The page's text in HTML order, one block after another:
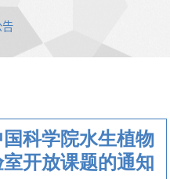
告
科学院水生植物
开放课题的通知